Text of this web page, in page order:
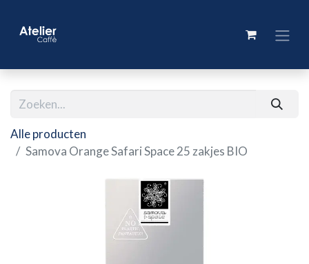
Alle producten
Samova Orange Safari Space 25 zakjes BIO